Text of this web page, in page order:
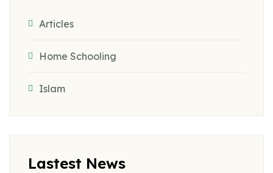
Articles
Home Schooling
Islam
Lastest News